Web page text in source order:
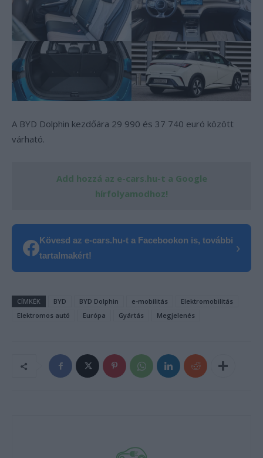
A BYD Dolphin kezdőára 29 990 és 37 740 euró között
várható.
Add hozzá az e-cars.hu-t a Google
hírfolyamodhoz!
Kövesd az e-cars.hu-t a Facebookon is, további
tartalmakért!
›
CÍMKÉK BYD BYD Dolphin e-mobilitás
Elektromobilitás
Elektromos autó
Európa Gyártás Megjelenés